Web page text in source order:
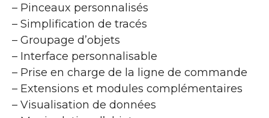
– Pinceaux personnalisés
– Simplification de tracés
– Groupage d’objets
– Interface personnalisable
– Prise en charge de la ligne de commande
– Extensions et modules complémentaires
– Visualisation de données